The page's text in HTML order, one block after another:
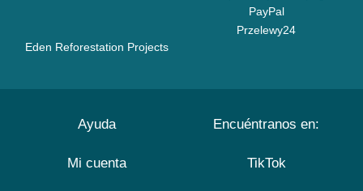
Eden Reforestation Projects
PayPal
Przelewy24
Ayuda
Mi cuenta
Encuéntranos en:
TikTok